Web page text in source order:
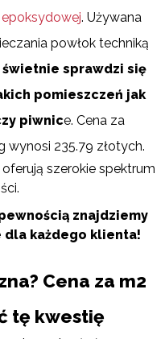
. Używana
powłok techniką
świetnie sprawdzi się
pomieszczeń jak
piwnice. Cena za
wynosi 235.79 złotych.
szerokie spektrum
znajdziemy
każdego klienta!
Cena za m2
tę kwestię